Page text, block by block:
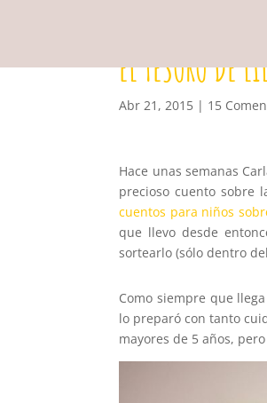
EL TESORO DE
Abr 21, 2015 | 15
Hace unas semanas
precioso cuento sobre
cuentos para niños
que llevo desde
sortearlo (sólo dentro
Como siempre que
lo preparó con tanto
mayores de 5 años,